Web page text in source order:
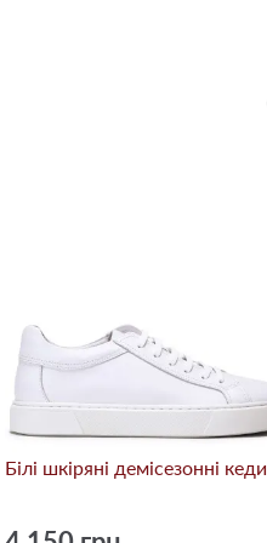
Білі шкіряні демісезонні кеди